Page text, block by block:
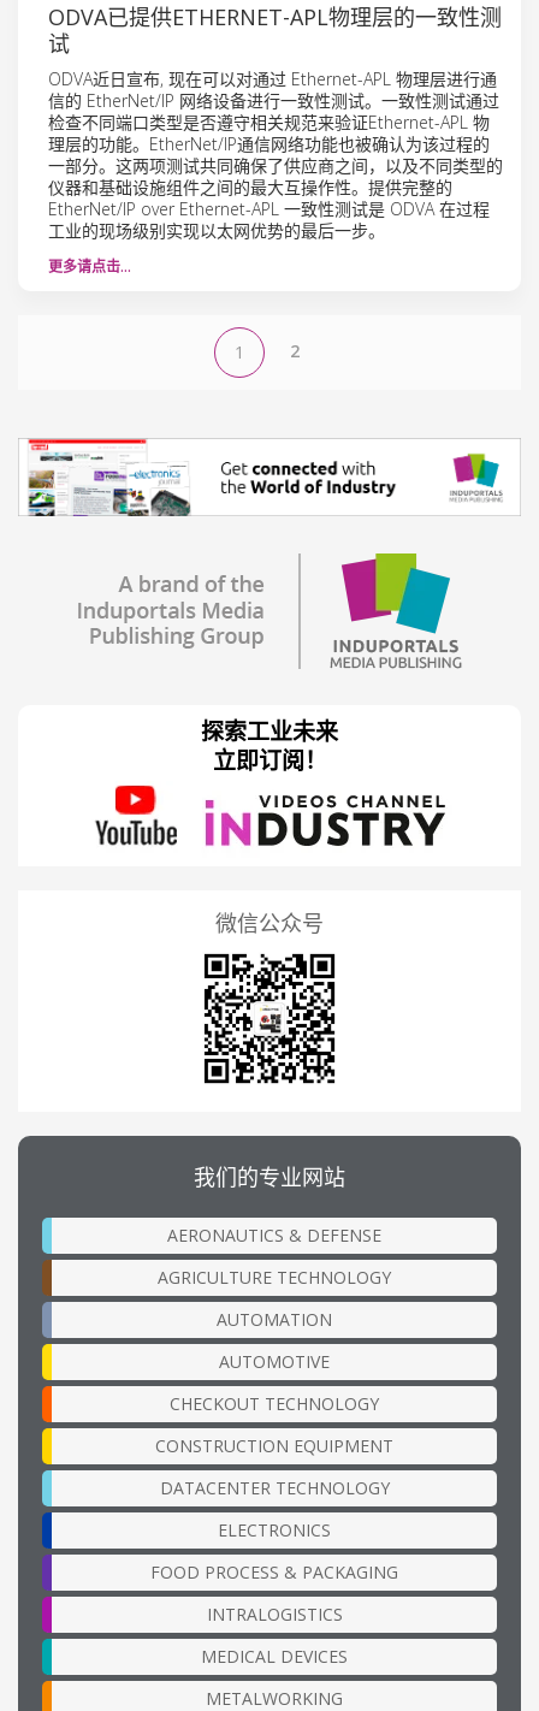
ODVA已提供ETHERNET-APL物理层的一致性测
试
ODVA近日宣布, 现在可以对通过 Ethernet-APL 物理层进行通
信的 EtherNet/IP 网络设备进行一致性测试。一致性测试通过
检查不同端口类型是否遵守相关规范来验证Ethernet-APL 物
理层的功能。EtherNet/IP通信网络功能也被确认为该过程的
一部分。这两项测试共同确保了供应商之间，以及不同类型的
仪器和基础设施组件之间的最大互操作性。提供完整的
EtherNet/IP over Ethernet-APL 一致性测试是 ODVA 在过程
工业的现场级别实现以太网优势的最后一步。
更多请点击…
1 2
探索工业未来
立即订阅！
微信公众号
我们的专业网站
AERONAUTICS & DEFENSE
AGRICULTURE TECHNOLOGY
AUTOMATION
AUTOMOTIVE
CHECKOUT TECHNOLOGY
CONSTRUCTION EQUIPMENT
DATACENTER TECHNOLOGY
ELECTRONICS
FOOD PROCESS & PACKAGING
INTRALOGISTICS
MEDICAL DEVICES
METALWORKING